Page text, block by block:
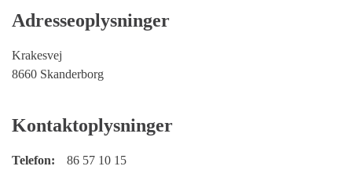
Adresseoplysninger
Krakesvej
8660 Skanderborg
Kontaktoplysninger
Telefon: 86 57 10 15